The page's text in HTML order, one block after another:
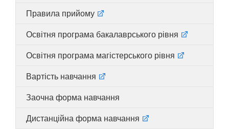
Напрямки діяльності
UA EN
Правила прийому
Освітня програма бакалаврського рівня
Освітня програма магістерського рівня
Вартість навчання
Заочна форма навчання
Дистанційна форма навчання